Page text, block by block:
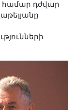
համար դժվար